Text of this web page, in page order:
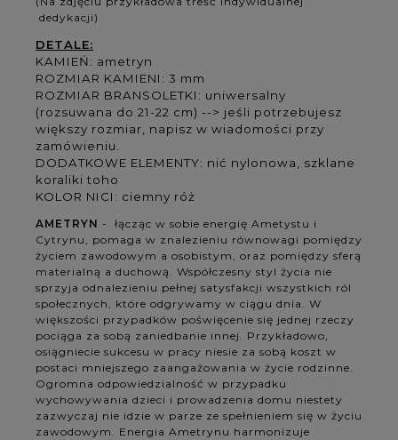
dedykacji)
DETALE:
KAMIEŃ: ametryn
ROZMIAR KAMIENI: 3 mm
ROZMIAR BRANSOLETKI: uniwersalny
(rozsuwana do 21-22 cm) --> jeśli potrzebujesz
większy rozmiar, napisz w wiadomości przy
zamówieniu.
DODATKOWE ELEMENTY: nić nylonowa, szklane
koraliki toho
KOLOR NICI: ciemny róż
AMETRYN - łącząc w sobie energię Ametystu i
Cytrynu, pomaga w znalezieniu równowagi pomiędzy
życiem zawodowym a osobistym, oraz pomiędzy sferą
materialną a duchową. Współczesny styl życia nie
sprzyja odnalezieniu pełnej satysfakcji wszystkich ról
społecznych, które odgrywamy w ciągu dnia. W
większości przypadków poświęcenie się jednej rzeczy
pociąga za sobą zaniedbanie innej. Przykładowo,
osiągniecie sukcesu w pracy niesie za sobą koszt w
postaci mniejszego zaangażowania w życie rodzinne.
Ogromna odpowiedzialność w przypadku
wychowywania dzieci i prowadzenia domu niestety
zazwyczaj nie idzie w parze ze spełnieniem się w życiu
zawodowym. Energia Ametrynu harmonizuje